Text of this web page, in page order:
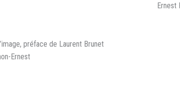
Ernest
préface de Laurent Brunet
Ernest